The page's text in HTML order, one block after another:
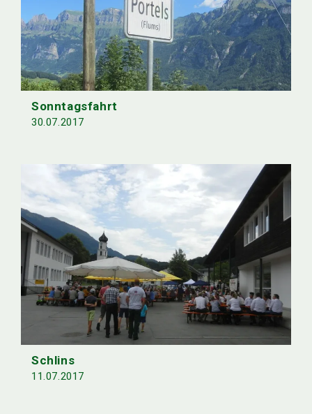
Sonntagsfahrt
30.07.2017
Schlins
11.07.2017